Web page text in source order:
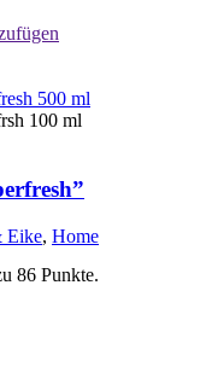
Eike, Home
86 Punkte.